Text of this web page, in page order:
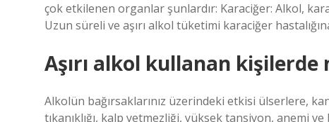
çok etkilenen organlar şunlardır: Karaciğer: Alkol,
Uzun süreli ve aşırı alkol tüketimi karaciğer
Aşırı alkol kullanan kişilerde
Alkolün bağırsaklarınız üzerindeki etkisi ülserlere,
tıkanıklığı, kalp yetmezliği, yüksek tansiyon, anemi